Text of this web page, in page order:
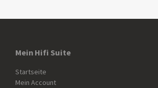
Mein Hifi Suite
Startseite
Mein Account